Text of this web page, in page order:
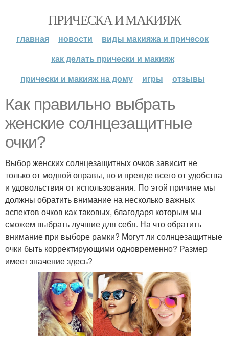
ПРИЧЕСКА И МАКИЯЖ
главная новости
виды макияжа и причесок
как делать прически и макияж
прически и макияж на дому
игры отзывы
Как правильно выбрать
женские солнцезащитные
очки?
Выбор женских солнцезащитных очков зависит не
только от модной оправы, но и прежде всего от удобства
и удовольствия от использования. По этой причине мы
должны обратить внимание на несколько важных
аспектов очков как таковых, благодаря которым мы
сможем выбрать лучшие для себя. На что обратить
внимание при выборе рамки? Могут ли солнцезащитные
очки быть корректирующими одновременно? Размер
имеет значение здесь?